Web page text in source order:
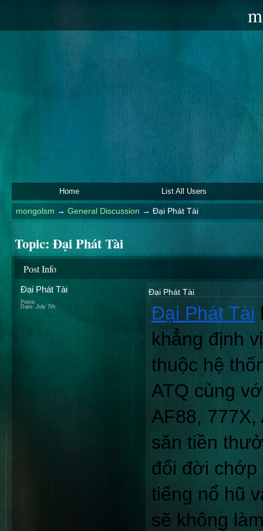
Home List All Users
mongolsm → General Discussion → Đại Phát Tài
Topic: Đại Phát Tài
Post Info
Đại Phát Tài
Posts:
Date: July 7th
Đại Phát Tài
Đại Phát Tài
khẳng định
thuộc hệ
ATQ cùng
AF88,
săn tiền
đổi đời chớp
tiếng nổ hũ
sẽ không